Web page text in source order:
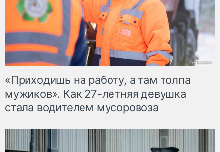
«Приходишь на работу, а там толпа
мужиков». Как 27-летняя девушка
стала водителем мусоровоза